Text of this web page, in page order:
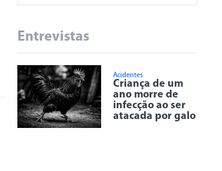
Entrevistas
Acidentes
Criança de um
ano morre de
infecção ao ser
atacada por galo